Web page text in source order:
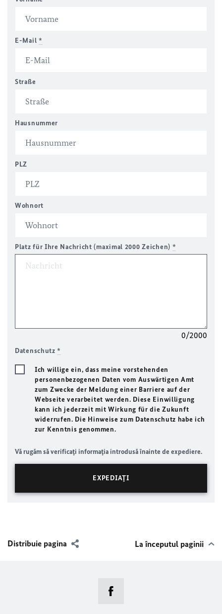
E-Mail *
Straße
Hausnummer
PLZ
Wohnort
Platz für Ihre Nachricht (maximal 2000 Zeichen) *
0/2000
Datenschutz*
Ich willige ein, dass meine vorstehenden
personenbezogenen Daten vom Auswärtigen Amt
zum Zwecke der Meldung einer Barriere auf der
Webseite verarbeitet werden. Diese Einwilligung
kann ich jederzeit mit Wirkung für die Zukunft
widerrufen. Die Hinweise zum Datenschutz habe ich
zur Kenntnis genommen.
Vă rugăm să verificaţi informaţia introdusă înainte de expediere.
Distribuie pagina La începutul paginii